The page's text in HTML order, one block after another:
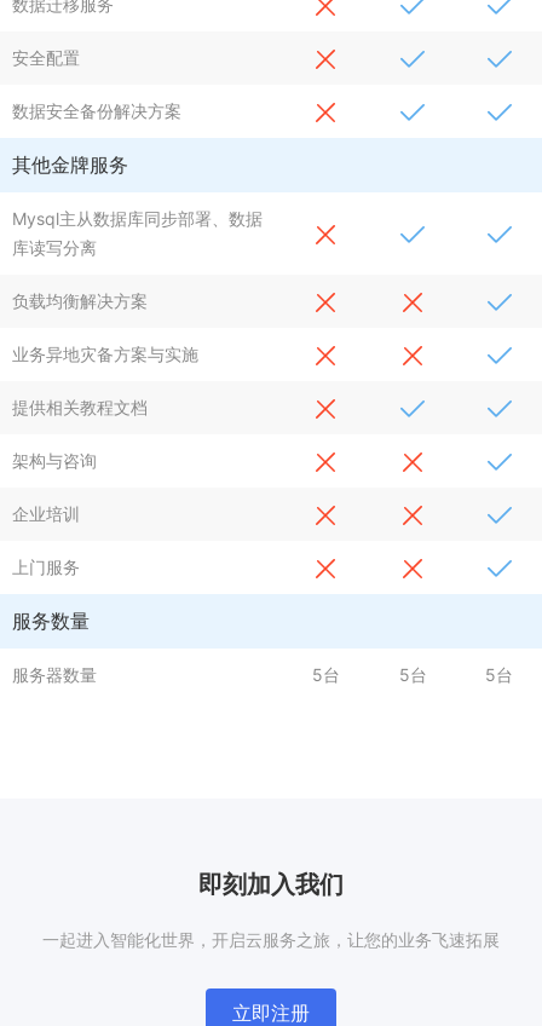
数据迁移服务
安全配置
数据安全备份解决方案
其他金牌服务
Mysql主从数据库同步部署、数据
库读写分离
负载均衡解决方案
业务异地灾备方案与实施
提供相关教程文档
架构与咨询
企业培训
上门服务
服务数量
服务器数量 5台 5台 5台
即刻加入我们
一起进入智能化世界，开启云服务之旅，让您的业务飞速拓展
立即注册